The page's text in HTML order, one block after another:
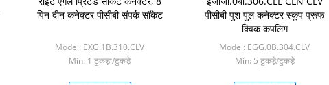
पिन दीन कनेक्टर पीसीबी संपर्क सॉकेट
Model: EXG.1B.310.CLV
Min: 1 टुकड़ा/टुकड़े
पीसीबी पुश पुल कनेक्टर स्कूप प्रूफ
क्विक कपलिंग
Model: EGG.0B.304.CLV
Min: 5 टुकड़े/टुकड़े